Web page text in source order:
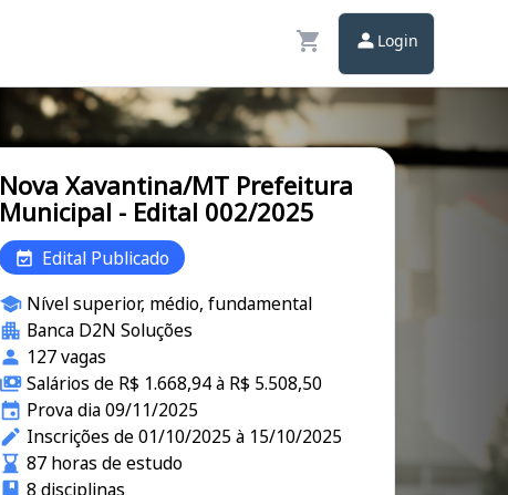
Login
Nova Xavantina/MT Prefeitura
Municipal - Edital 002/2025
Edital Publicado
Nível superior, médio, fundamental
Banca D2N Soluções
127 vagas
Salários de R$ 1.668,94 à R$ 5.508,50
Prova dia 09/11/2025
Inscrições de 01/10/2025 à 15/10/2025
87 horas de estudo
8 disciplinas